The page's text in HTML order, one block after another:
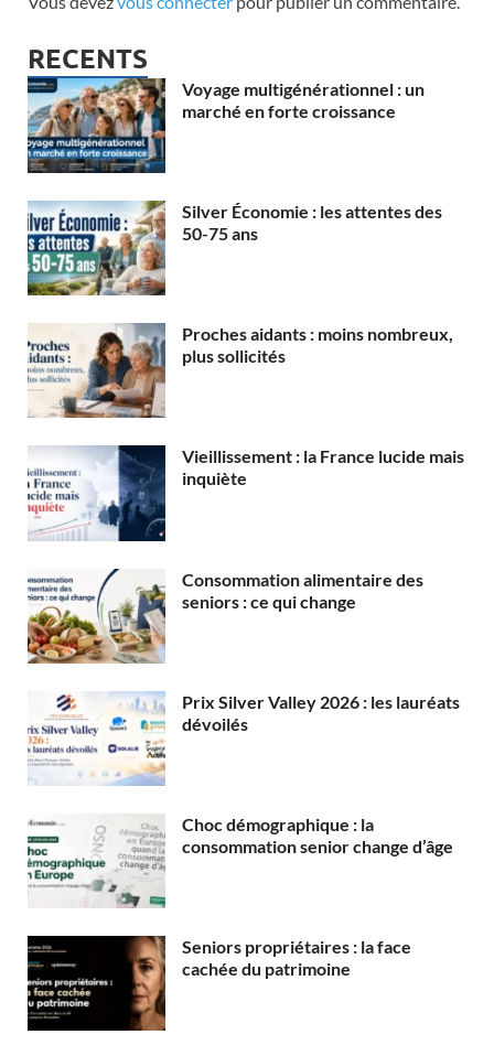
RECENTS
Voyage multigénérationnel : un
marché en forte croissance
Silver Économie : les attentes des
50-75 ans
Proches aidants : moins nombreux,
plus sollicités
Vieillissement : la France lucide mais
inquiète
Consommation alimentaire des
seniors : ce qui change
Prix Silver Valley 2026 : les lauréats
dévoilés
Choc démographique : la
consommation senior change d’âge
Seniors propriétaires : la face
cachée du patrimoine